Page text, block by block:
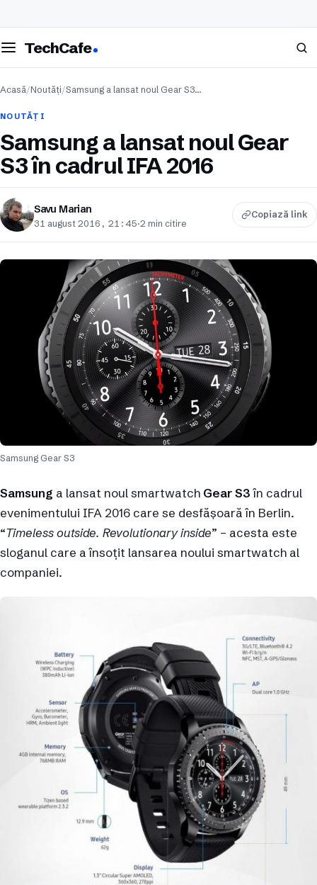
meniul
TechCafe Caută
Acasă/Noutăți/Samsung a lansat noul Gear S3…
NOUTĂȚI
Samsung a lansat noul Gear
S3 în cadrul IFA 2016
Savu Marian
31 august 2016, 21:45·2 min citire
Copiază link
Samsung Gear S3
Samsung a lansat noul smartwatch Gear S3în cadrul
evenimentului IFA 2016 care se desfășoară în Berlin.
“Timeless outside. Revolutionary inside” – acesta este
sloganul care a însoțit lansarea noului smartwatch al
companiei.